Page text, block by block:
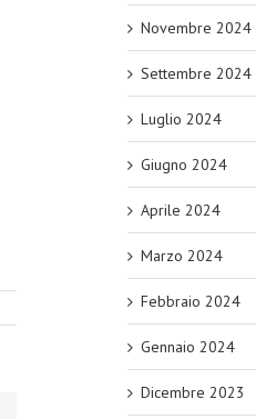
Novembre 2024
Settembre 2024
Luglio 2024
Giugno 2024
Aprile 2024
Marzo 2024
Febbraio 2024
Gennaio 2024
Dicembre 2023